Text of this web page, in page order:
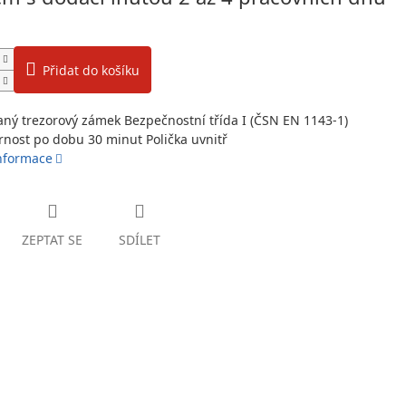
Přidat do košíku
trezorový zámek Bezpečnostní třída I (ČSN EN 1143-1)
po dobu 30 minut Polička uvnitř
ZEPTAT SE SDÍLET